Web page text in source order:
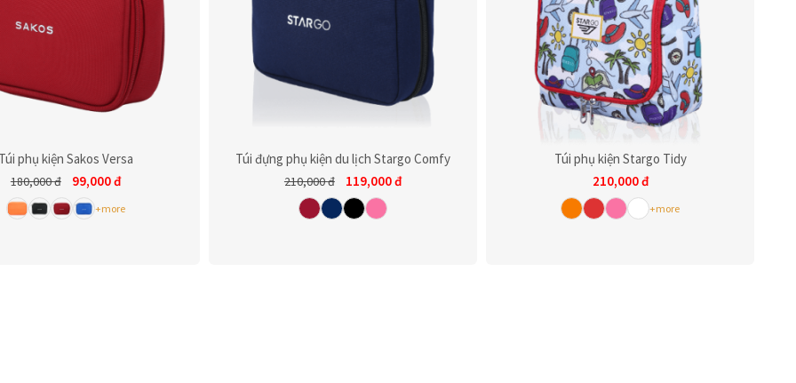
phụ kiện Sakos Versa
180,000đ 99,000đ
+more
Túi đựng phụ kiện du lịch Stargo Comfy
210,000đ 119,000đ
Túi phụ kiện Stargo Tidy
210,000đ
+more